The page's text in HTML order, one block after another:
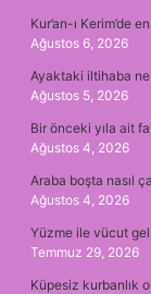
Kur’an-ı Kerim’de
Ağustos 6, 2026
Ayaktaki iltihaba
Ağustos 5, 2026
Bir önceki yıla ait
Ağustos 4, 2026
Araba boşta nasıl
Ağustos 4, 2026
Yüzme ile vücut
Temmuz 29, 2026
Küpesiz kurbanlık